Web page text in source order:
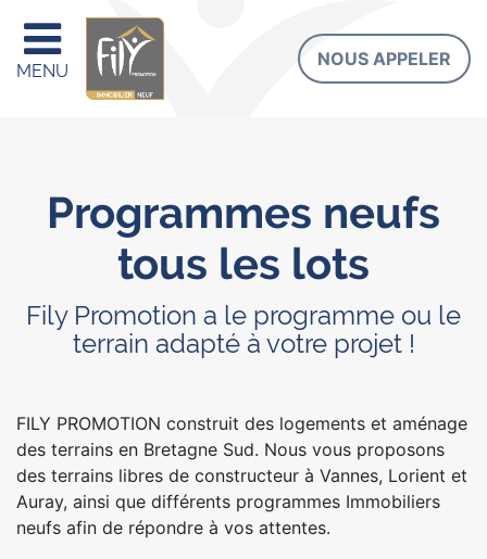
MENU
NOUS APPELER
Programmes neufs
tous les lots
Fily Promotion a le programme ou le
terrain adapté à votre projet !
FILY PROMOTION construit des logements et aménage
des terrains en Bretagne Sud. Nous vous proposons
des terrains libres de constructeur à Vannes, Lorient et
Auray, ainsi que différents programmes Immobiliers
neufs afin de répondre à vos attentes.